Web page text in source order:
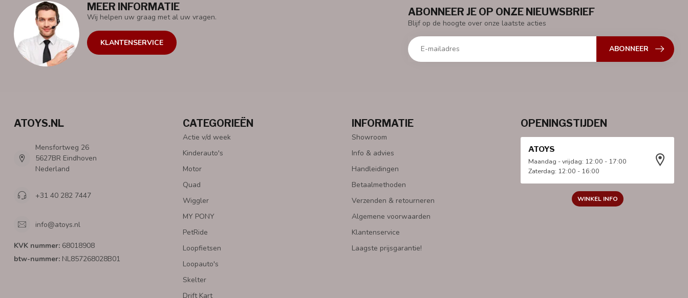
MEER INFORMATIE
Wij helpen uw graag met al uw vragen.
KLANTENSERVICE
ABONNEER JE OP ONZE NIEUWSBRIEF
Blijf op de hoogte over onze laatste acties
ABONNEER
ATOYS.NL
Mensfortweg 26
5627BR Eindhoven
Nederland
+31 40 282 7447
info@atoys.nl
KVK nummer: 68018908
btw-nummer: NL857268028B01
CATEGORIEËN
Actie v/d week
Kinderauto's
Motor
Quad
Wiggler
MY PONY
PetRide
Loopfietsen
Loopauto's
Skelter
Drift Kart
INFORMATIE
Showroom
Info & advies
Handleidingen
Betaalmethoden
Verzenden & retourneren
Algemene voorwaarden
Klantenservice
Laagste prijsgarantie!
OPENINGSTIJDEN
ATOYS
Maandag - vrijdag: 12:00 - 17:00
Zaterdag: 12:00 - 16:00
WINKEL INFO